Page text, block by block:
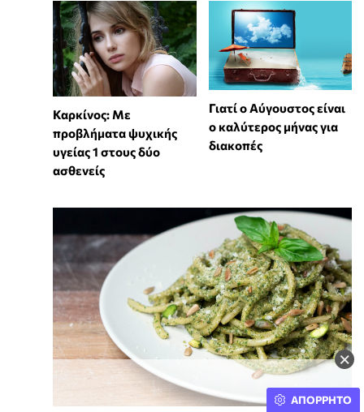
×
Καρκίνος: Με
προβλήματα ψυχικής
υγείας 1 στους δύο
ασθενείς
Γιατί ο Αύγουστος είναι
ο καλύτερος μήνας για
διακοπές
ΑΠΟΡΡΗΤΟ